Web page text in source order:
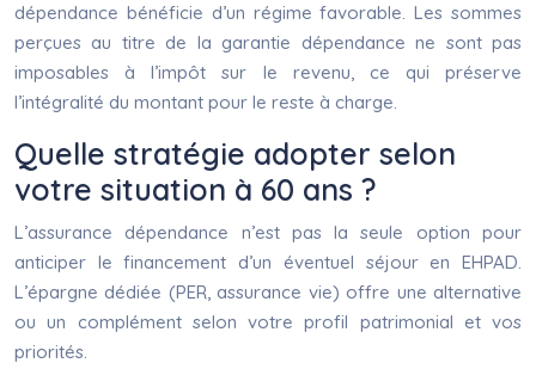
dépendance bénéficie d’un régime favorable. Les sommes
perçues au titre de la garantie dépendance ne sont pas
imposables à l’impôt sur le revenu, ce qui préserve
l’intégralité du montant pour le reste à charge.
Quelle stratégie adopter selon
votre situation à 60 ans ?
L’assurance dépendance n’est pas la seule option pour
anticiper le financement d’un éventuel séjour en EHPAD.
L’épargne dédiée (PER, assurance vie) offre une alternative
ou un complément selon votre profil patrimonial et vos
priorités.